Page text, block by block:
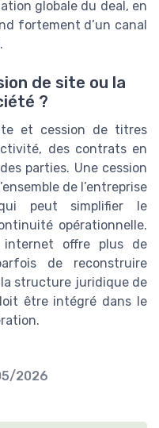
globale du deal, en
fortement d’un canal
de site ou la
?
et cession de titres
des contrats en
parties. Une cession
de l’entreprise
peut simplifier le
opérationnelle.
internet offre plus de
de reconstruire
structure juridique de
être intégré dans le
2026